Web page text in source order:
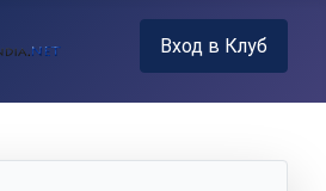
Вход в Клуб